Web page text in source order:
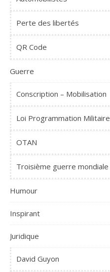
Perte des libertés
QR Code
Guerre
Conscription – Mobilisation
Loi Programmation Militaire
OTAN
Troisième guerre mondiale
Humour
Inspirant
Juridique
David Guyon